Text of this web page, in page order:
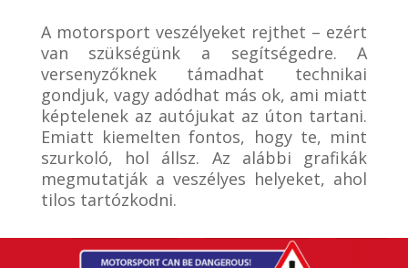
A motorsport veszélyeket rejthet – ezért
van szükségünk a segítségedre. A
versenyzőknek támadhat technikai
gondjuk, vagy adódhat más ok, ami miatt
képtelenek az autójukat az úton tartani.
Emiatt kiemelten fontos, hogy te, mint
szurkoló, hol állsz. Az alábbi grafikák
megmutatják a veszélyes helyeket, ahol
tilos tartózkodni.